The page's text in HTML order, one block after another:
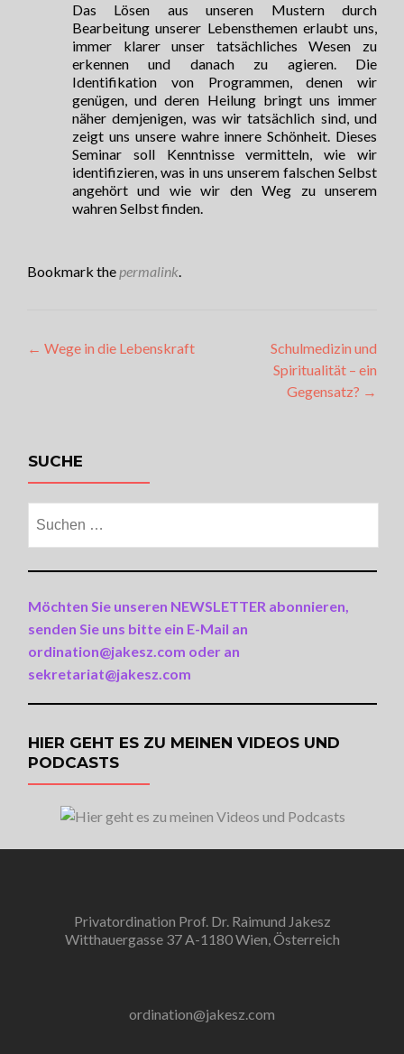
Das Lösen aus unseren Mustern durch
Bearbeitung unserer Lebensthemen erlaubt uns,
immer klarer unser tatsächliches Wesen zu
erkennen und danach zu agieren. Die
Identifikation von Programmen, denen wir
genügen, und deren Heilung bringt uns immer
näher demjenigen, was wir tatsächlich sind, und
zeigt uns unsere wahre innere Schönheit. Dieses
Seminar soll Kenntnisse vermitteln, wie wir
identifizieren, was in uns unserem falschen Selbst
angehört und wie wir den Weg zu unserem
wahren Selbst finden.
Bookmark the permalink.
Artikel-
← Wege in die Lebenskraft
Schulmedizin und
Spiritualität – ein
Gegensatz? →
SUCHE
nach:
Möchten Sie unseren NEWSLETTER abonnieren,
senden Sie uns bitte ein E-Mail an
ordination@jakesz.com oder an
sekretariat@jakesz.com
HIER GEHT ES ZU MEINEN VIDEOS UND
PODCASTS
Privatordination Prof. Dr. Raimund Jakesz
Witthauergasse 37 A-1180 Wien, Österreich
ordination@jakesz.com